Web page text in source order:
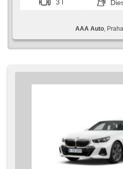
3 l
AAA Auto,